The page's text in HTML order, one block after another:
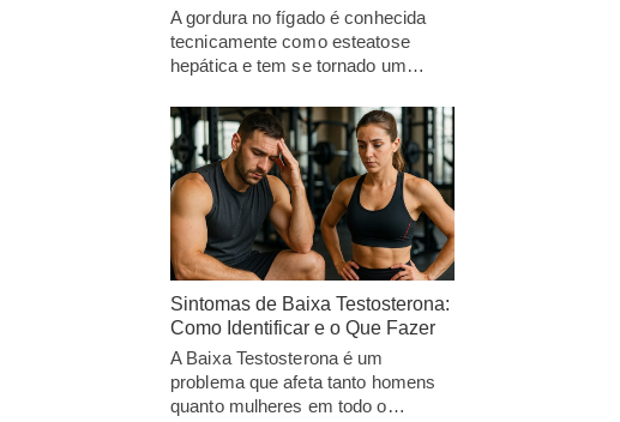
A gordura no fígado é conhecida
tecnicamente como esteatose
hepática e tem se tornado um…
Sintomas de Baixa Testosterona:
Como Identificar e o Que Fazer
A Baixa Testosterona é um
problema que afeta tanto homens
quanto mulheres em todo o…